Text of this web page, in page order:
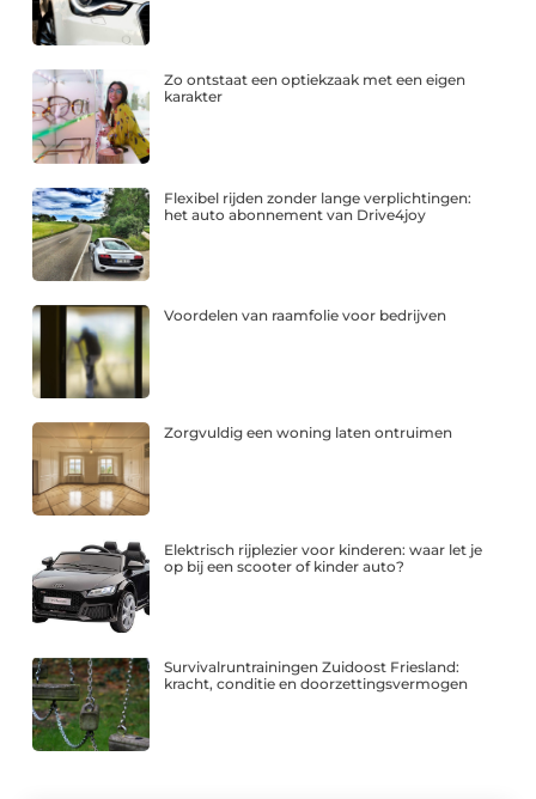
Zo ontstaat een optiekzaak met een eigen
karakter
Flexibel rijden zonder lange verplichtingen:
het auto abonnement van Drive4joy
Voordelen van raamfolie voor bedrijven
Zorgvuldig een woning laten ontruimen
Elektrisch rijplezier voor kinderen: waar let je
op bij een scooter of kinder auto?
Survivalruntrainingen Zuidoost Friesland:
kracht, conditie en doorzettingsvermogen